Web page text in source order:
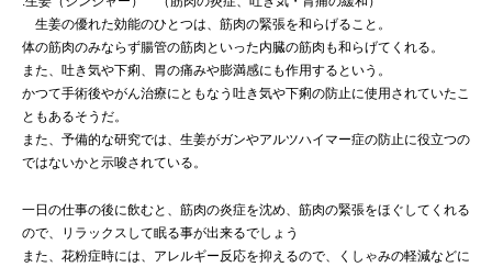
生姜の優れた効能のひとつは、筋肉の緊張を和らげること。
体の筋肉のみならず腸管の筋肉といった内臓の筋肉も和らげてくれる。
また、吐き気や下痢、胃の痛みや膨満感にも作用するという。
かつて手術後やがん治療にともなう吐き気や下痢の防止に使用されていたこ
ともあるそうだ。
また、予備的な研究では、生姜がガンやアルツハイマー症の防止に役立つの
ではないかと示唆されている。
一日の仕事の後に飲むと、筋肉の炎症を沈め、筋肉の緊張をほぐしてくれる
ので、リラックスして眠る事が出来るでしょう
また、花粉症時には、アレルギー反応を抑えるので、くしゃみの軽減などに